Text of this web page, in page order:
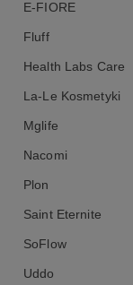
E-FIORE
Fluff
Health Labs Care
La-Le Kosmetyki
Mglife
Nacomi
Plon
Saint Eternite
SoFlow
Uddo